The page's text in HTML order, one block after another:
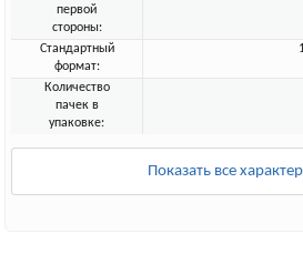
первой
стороны:
Стандартный
формат:
Количество
пачек в
упаковке:
Показать все